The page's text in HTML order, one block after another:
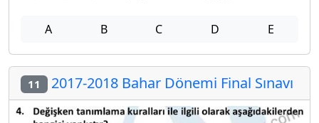
A B C D E
11 2017-2018 Bahar Dönemi Final Sınavı